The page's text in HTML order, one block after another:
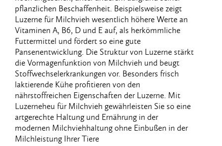
pflanzlichen Beschaffenheit. Beispielsweise zeigt
Luzerne für Milchvieh wesentlich höhere Werte an
Vitaminen A, B6, D und E auf, als herkömmliche
Futtermittel und fördert so eine gute
Pansenentwicklung. Die Struktur von Luzerne stärkt
die Vormagenfunktion von Milchvieh und beugt
Stoffwechselerkrankungen vor. Besonders frisch
laktierende Kühe profitieren von den
nährstoffreichen Eigenschaften der Luzerne. Mit
Luzerneheu für Milchvieh gewährleisten Sie so eine
artgerechte Haltung und Ernährung in der
modernen Milchviehhaltung ohne Einbußen in der
Milchleistung Ihrer Tiere